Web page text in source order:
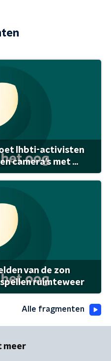
lhbti-activisten
camera's met ...
van de zon
ruimteweer
Alle fragmenten
meer